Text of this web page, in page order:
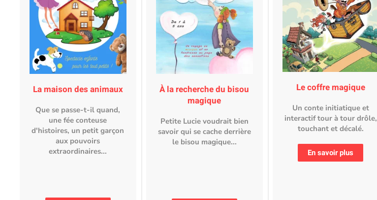
La maison des animaux
Que se passe-t-il quand,
une fée conteuse
d'histoires, un petit garçon
aux pouvoirs
extraordinaires...
À la recherche du bisou
magique
Petite Lucie voudrait bien
savoir qui se cache derrière
le bisou magique...
Le coffre magique
Un conte initiatique et
interactif tour à tour drôle,
touchant et décalé.
En savoir plus